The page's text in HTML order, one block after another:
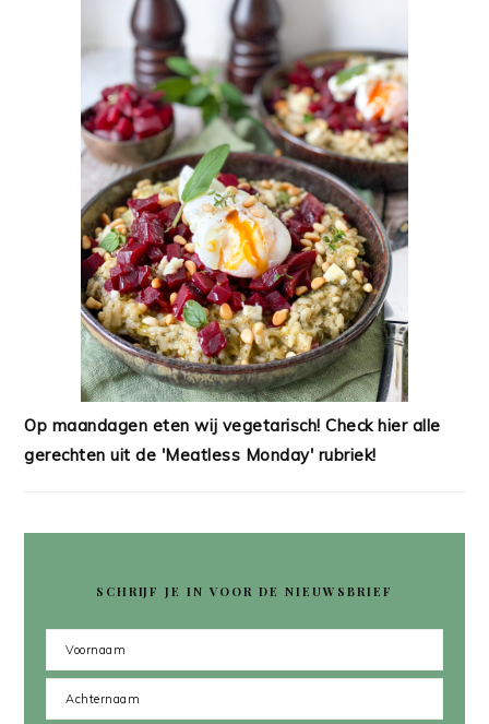
Op maandagen eten wij vegetarisch! Check hier alle
gerechten uit de 'Meatless Monday' rubriek!
SCHRIJF JE IN VOOR DE NIEUWSBRIEF